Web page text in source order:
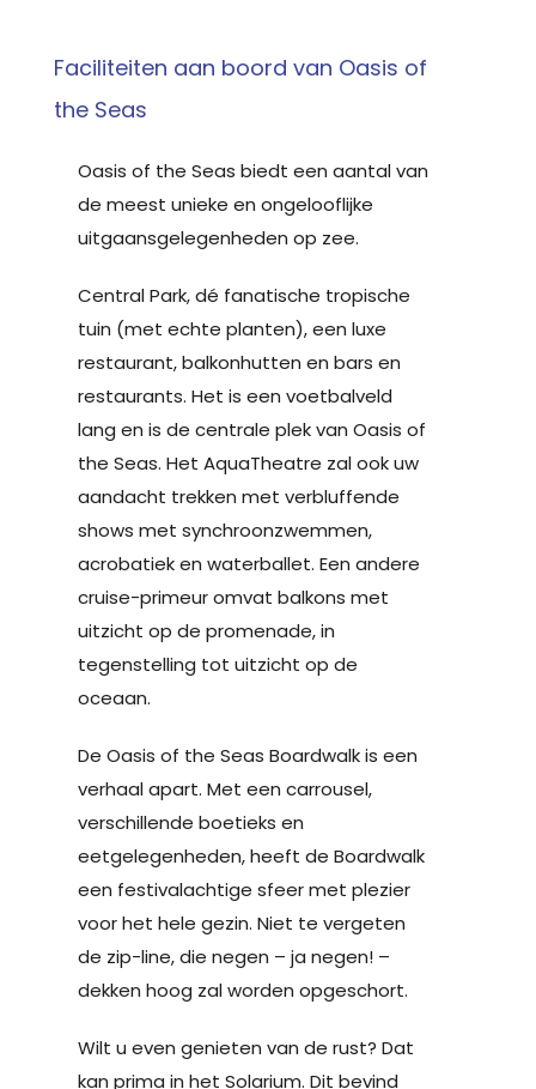
Faciliteiten aan boord van Oasis of
the Seas
Oasis of the Seas biedt een aantal van
de meest unieke en ongelooflijke
uitgaansgelegenheden op zee.
Central Park, dé fanatische tropische
tuin (met echte planten), een luxe
restaurant, balkonhutten en bars en
restaurants. Het is een voetbalveld
lang en is de centrale plek van Oasis of
the Seas. Het AquaTheatre zal ook uw
aandacht trekken met verbluffende
shows met synchroonzwemmen,
acrobatiek en waterballet. Een andere
cruise-primeur omvat balkons met
uitzicht op de promenade, in
tegenstelling tot uitzicht op de
oceaan.
De Oasis of the Seas Boardwalk is een
verhaal apart. Met een carrousel,
verschillende boetieks en
eetgelegenheden, heeft de Boardwalk
een festivalachtige sfeer met plezier
voor het hele gezin. Niet te vergeten
de zip-line, die negen – ja negen! –
dekken hoog zal worden opgeschort.
Wilt u even genieten van de rust? Dat
kan prima in het Solarium. Dit bevind